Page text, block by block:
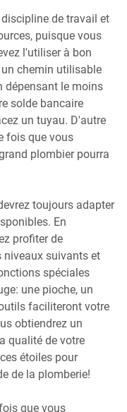
de travail et
puisque vous
l'utiliser à bon
chemin utilisable
dépensant le moins
solde bancaire
un tuyau. D'autre
fois que vous
plombier pourra
toujours adapter
En
profiter de
niveaux suivants et
spéciales
une pioche, un
faciliteront votre
obtiendrez un
qualité de votre
étoiles pour
de la plomberie!
que vous